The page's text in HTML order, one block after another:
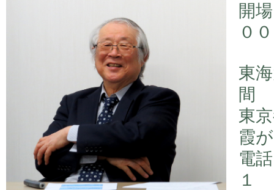
開
００
東
間
東
霞
電
１